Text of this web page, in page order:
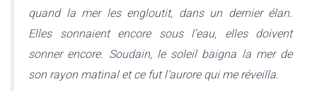
quand la mer les engloutit, dans un dernier élan.
Elles sonnaient encore sous l’eau, elles doivent
sonner encore. Soudain, le soleil baigna la mer de
son rayon matinal et ce fut l’aurore qui me réveilla.